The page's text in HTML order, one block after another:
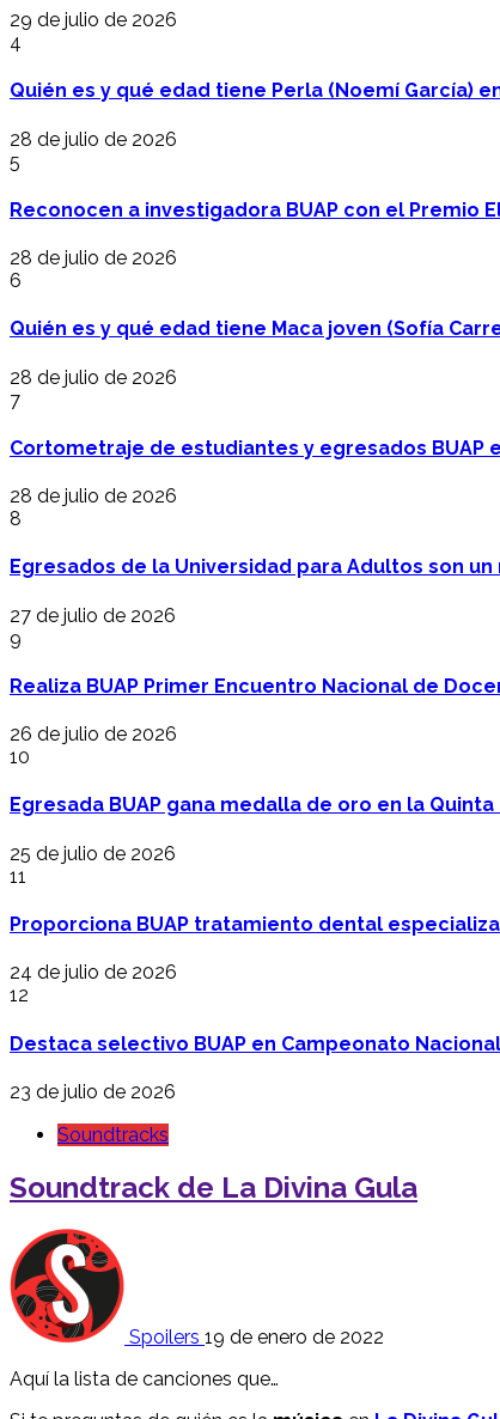
29 de julio de 2026
4
Quién es y qué edad tiene Perla (Noemí García)
28 de julio de 2026
5
Reconocen a investigadora BUAP con el Premio
28 de julio de 2026
6
Quién es y qué edad tiene Maca joven (Sofía
28 de julio de 2026
7
Cortometraje de estudiantes y egresados BUAP
28 de julio de 2026
8
Egresados de la Universidad para Adultos son
27 de julio de 2026
9
Realiza BUAP Primer Encuentro Nacional de
26 de julio de 2026
10
Egresada BUAP gana medalla de oro en la
25 de julio de 2026
11
Proporciona BUAP tratamiento dental
24 de julio de 2026
12
Destaca selectivo BUAP en Campeonato
23 de julio de 2026
Soundtracks
Soundtrack de La Divina Gula
Spoilers 19 de enero de 2022
Aquí la lista de canciones que…